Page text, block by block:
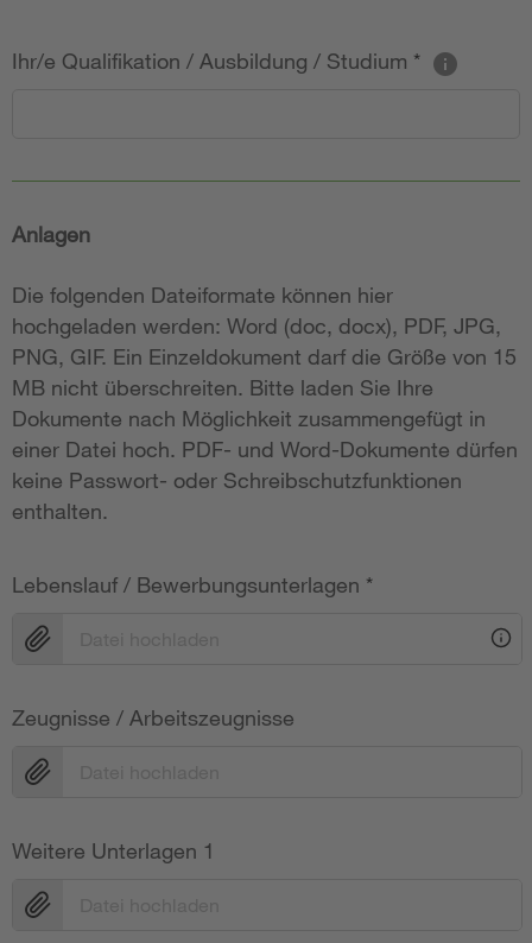
Ihr/e Qualifikation / Ausbildung / Studium *
Anlagen
Die folgenden Dateiformate können hier
hochgeladen werden: Word (doc, docx), PDF, JPG,
PNG, GIF. Ein Einzeldokument darf die Größe von 15
MB nicht überschreiten. Bitte laden Sie Ihre
Dokumente nach Möglichkeit zusammengefügt in
einer Datei hoch. PDF- und Word-Dokumente dürfen
keine Passwort- oder Schreibschutzfunktionen
enthalten.
Lebenslauf / Bewerbungsunterlagen *
Zeugnisse / Arbeitszeugnisse
Weitere Unterlagen 1